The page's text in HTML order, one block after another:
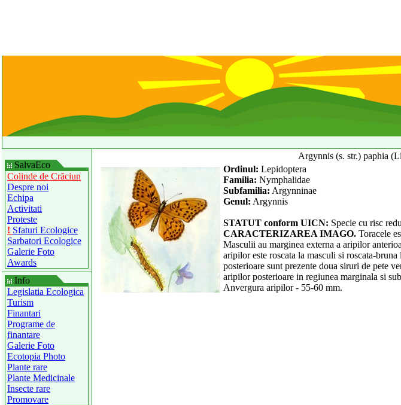
SalvaEco
Colinde de Crăciun
Despre noi
Echipa
Activitati
Proteste
! Sfaturi Ecologice
Sarbatori Ecologice
Galerie Foto
Awards
Info
Legislatia Ecologica
Turism
Finantari
Programe de
finantare
Galerie Foto
Ecotopia Photo
Plante rare
Plante Medicinale
Insecte rare
Promovare
Argynnis (s. str.) paphia
Ordinul: Lepidoptera
Familia: Nymphalidae
Subfamilia: Argynninae
Genul: Argynnis
STATUT conform UICN: Specie cu risc
CARACTERIZAREA IMAGO. Toracele
Masculii au marginea externa a aripilor
aripilor este roscata la masculi si roscata-
posterioare sunt prezente doua siruri de pete
aripilor posterioare in regiunea marginala si
Anvergura aripilor - 55-60 mm.